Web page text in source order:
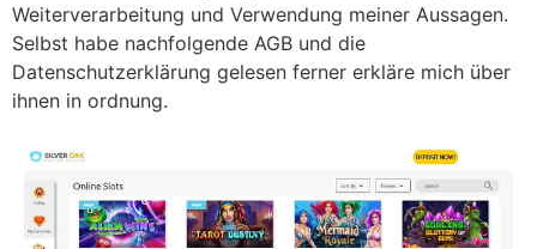
Weiterverarbeitung und Verwendung meiner Aussagen.
Selbst habe nachfolgende AGB und die
Datenschutzerklärung gelesen ferner erkläre mich über
ihnen in ordnung.